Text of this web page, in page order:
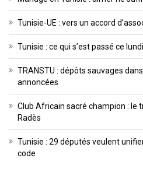
Tunisie-UE : vers un accord
Tunisie : ce qui s’est passé ce
TRANSTU : dépôts sauvages
annoncées
Club Africain sacré champion : le
Radès
Tunisie : 29 députés veulent
code